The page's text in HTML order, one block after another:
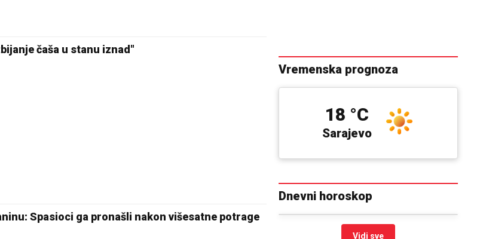
čaša u stanu iznad"
Spasioci ga pronašli nakon višesatne potrage
Vremenska prognoza
Sarajevo
18 °C
Dnevni horoskop
Vidi sve